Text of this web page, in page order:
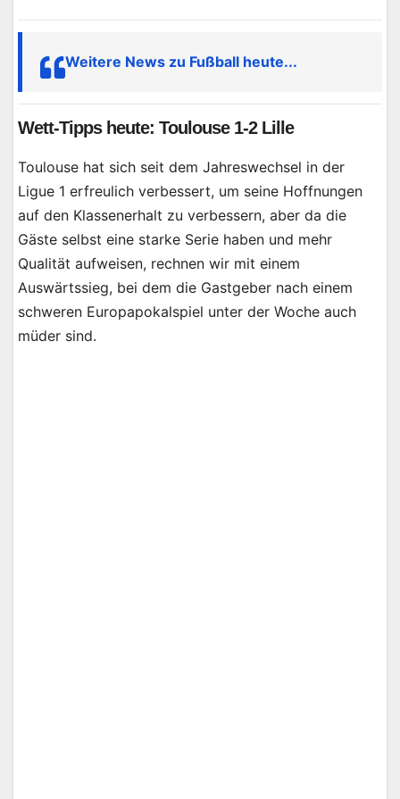
Weitere News zu Fußball heute...
Wett-Tipps heute: Toulouse 1-2 Lille
Toulouse hat sich seit dem Jahreswechsel in der
Ligue 1 erfreulich verbessert, um seine Hoffnungen
auf den Klassenerhalt zu verbessern, aber da die
Gäste selbst eine starke Serie haben und mehr
Qualität aufweisen, rechnen wir mit einem
Auswärtssieg, bei dem die Gastgeber nach einem
schweren Europapokalspiel unter der Woche auch
müder sind.